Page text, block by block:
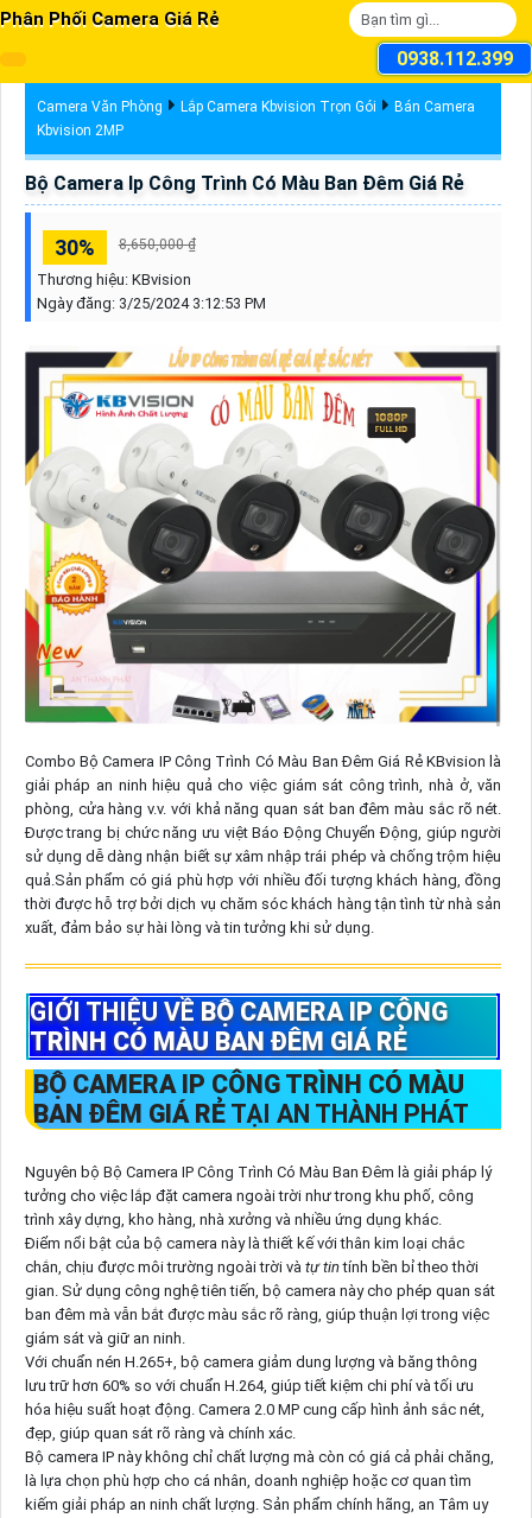
Phân Phối Camera Giá Rẻ
0938.112.399
Camera Văn Phòng Lắp Camera Kbvision Trọn Gói
Bán Camera
Kbvision 2MP
Bộ Camera Ip Công Trình Có Màu Ban Đêm Giá Rẻ
30% 8,650,000 ₫
Thương hiệu: KBvision
Ngày đăng: 3/25/2024 3:12:53 PM
Combo Bộ Camera IP Công Trình Có Màu Ban Đêm Giá Rẻ KBvision là
giải pháp an ninh hiệu quả cho việc giám sát công trình, nhà ở, văn
phòng, cửa hàng v.v. với khả năng quan sát ban đêm màu sắc rõ nét.
Được trang bị chức năng ưu việt Báo Động Chuyển Động, giúp người
sử dụng dễ dàng nhận biết sự xâm nhập trái phép và chống trộm hiệu
quả.Sản phẩm có giá phù hợp với nhiều đối tượng khách hàng, đồng
thời được hỗ trợ bởi dịch vụ chăm sóc khách hàng tận tình từ nhà sản
xuất, đảm bảo sự hài lòng và tin tưởng khi sử dụng.
GIỚI THIỆU VỀBỘ CAMERA IP CÔNG
TRÌNH CÓ MÀU BAN ĐÊM GIÁ RẺ
BỘ CAMERA IP CÔNG TRÌNH CÓ MÀU
BAN ĐÊM GIÁ RẺTẠI AN THÀNH PHÁT
Nguyên bộ Bộ Camera IP Công Trình Có Màu Ban Đêm là giải pháp lý
tưởng cho việc lắp đặt camera ngoài trời như trong khu phố, công
trình xây dựng, kho hàng, nhà xưởng và nhiều ứng dụng khác.
Điểm nổi bật của bộ camera này là thiết kế với thân kim loại chắc
chắn, chịu được môi trường ngoài trời và tự tintính bền bỉ theo thời
gian. Sử dụng công nghệ tiên tiến, bộ camera này cho phép quan sát
ban đêm mà vẫn bắt được màu sắc rõ ràng, giúp thuận lợi trong việc
giám sát và giữ an ninh.
Với chuẩn nén H.265+, bộ camera giảm dung lượng và băng thông
lưu trữ hơn 60% so với chuẩn H.264, giúp tiết kiệm chi phí và tối ưu
hóa hiệu suất hoạt động. Camera 2.0 MP cung cấp hình ảnh sắc nét,
đẹp, giúp quan sát rõ ràng và chính xác.
Bộ camera IP này không chỉ chất lượng mà còn có giá cả phải chăng,
là lựa chọn phù hợp cho cá nhân, doanh nghiệp hoặc cơ quan tìm
kiếm giải pháp an ninh chất lượng. Sản phẩm chính hãng, an Tâm uy